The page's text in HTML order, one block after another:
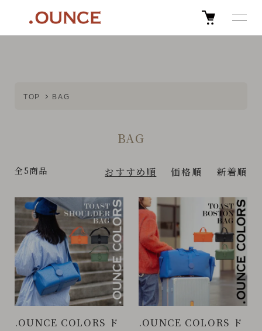
TOP BAG
BAG
全5商品 おすすめ順 価格順 新着順
.OUNCE COLORS ド
.OUNCE COLORS ド